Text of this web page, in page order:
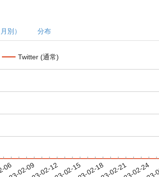
別） 分布
Twitter (通常)